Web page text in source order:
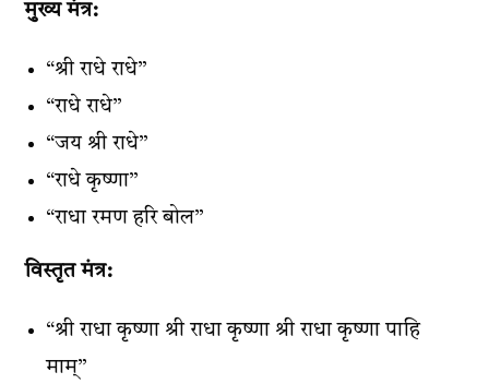
मुख्य मंत्र:
“श्री राधे राधे”
“राधे राधे”
“जय श्री राधे”
“राधे कृष्णा”
“राधा रमण हरि बोल”
विस्तृत मंत्र:
“श्री राधा कृष्णा श्री राधा कृष्णा श्री राधा कृष्णा पाहि
माम्”